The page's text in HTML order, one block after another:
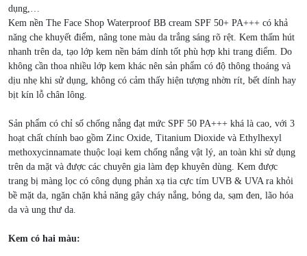
dụng,…
Kem nền The Face Shop Waterproof BB cream SPF 50+ PA+++ có khả
năng che khuyết điểm, nâng tone màu da trắng sáng rõ rệt. Kem thấm hút
nhanh trên da, tạo lớp kem nền bám dính tốt phù hợp khi trang điểm. Do
không cần thoa nhiều lớp kem khác nên sản phẩm có độ thông thoáng và
dịu nhẹ khi sử dụng, không có cảm thấy hiện tượng nhờn rít, bết dính hay
bịt kín lỗ chân lông.
Sản phẩm có chỉ số chống nắng đạt mức SPF 50 PA+++ khá là cao, với 3
hoạt chất chính bao gồm Zinc Oxide, Titanium Dioxide và Ethylhexyl
methoxycinnamate thuộc loại kem chống nắng vật lý, an toàn khi sử dụng
trên da mặt và được các chuyên gia làm đẹp khuyên dùng. Kem được
trang bị màng lọc có công dụng phản xạ tia cực tím UVB & UVA ra khỏi
bề mặt da, ngăn chặn khả năng gây cháy nắng, bỏng da, sạm đen, lão hóa
da và ung thư da.
Kem có hai màu: